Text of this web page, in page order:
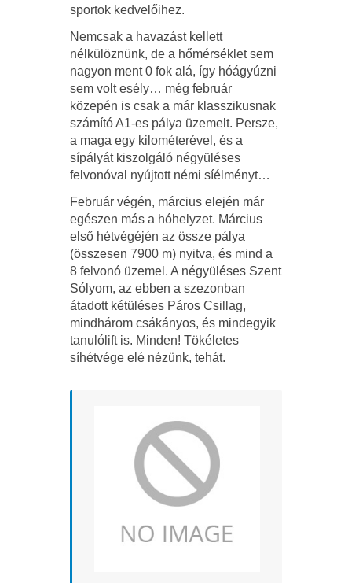
sportok kedvelőihez.
Nemcsak a havazást kellett
nélkülöznünk, de a hőmérséklet sem
nagyon ment 0 fok alá, így hóágyúzni
sem volt esély… még február
közepén is csak a már klasszikusnak
számító A1-es pálya üzemelt. Persze,
a maga egy kilométerével, és a
sípályát kiszolgáló négyüléses
felvonóval nyújtott némi síélményt…
Február végén, március elején már
egészen más a hóhelyzet. Március
első hétvégéjén az össze pálya
(összesen 7900 m) nyitva, és mind a
8 felvonó üzemel. A négyüléses Szent
Sólyom, az ebben a szezonban
átadott kétüléses Páros Csillag,
mindhárom csákányos, és mindegyik
tanulólift is. Minden! Tökéletes
síhétvége elé nézünk, tehát.